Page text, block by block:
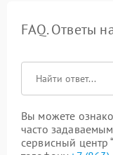
FAQ. Ответы
Вы можете
часто
сервисный центр